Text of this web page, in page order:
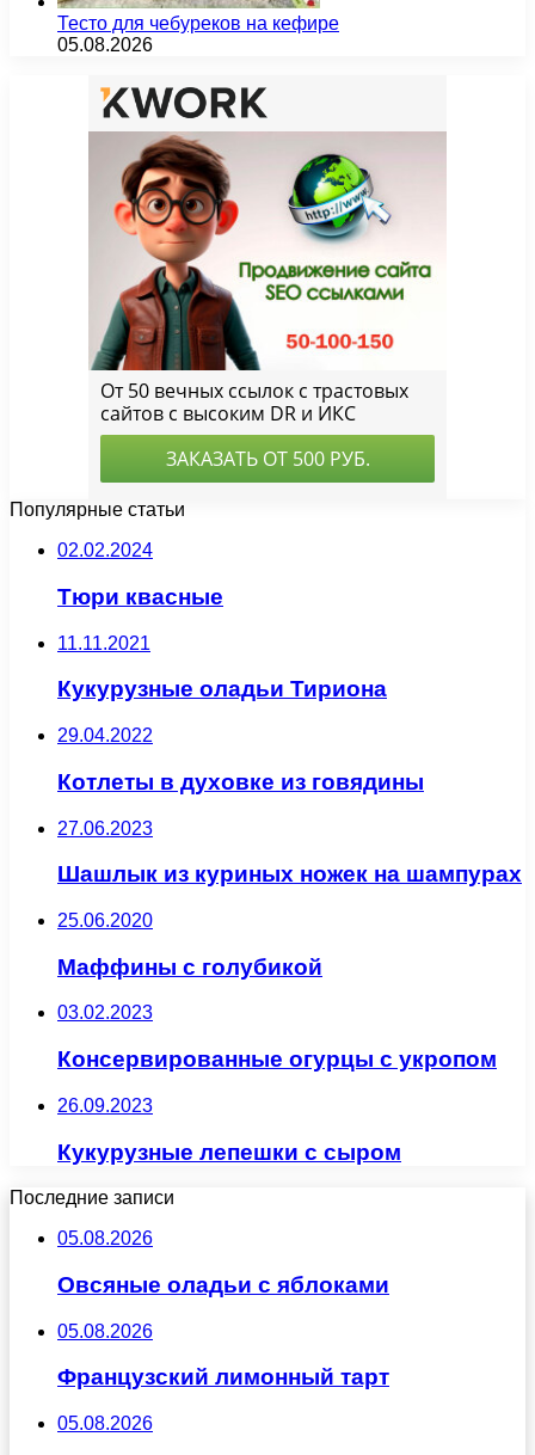
Тесто для чебуреков на кефире
05.08.2026
Популярные статьи
02.02.2024
Тюри квасные
11.11.2021
Кукурузные оладьи Тириона
29.04.2022
Котлеты в духовке из говядины
27.06.2023
Шашлык из куриных ножек на шампурах
25.06.2020
Маффины с голубикой
03.02.2023
Консервированные огурцы с укропом
26.09.2023
Кукурузные лепешки с сыром
Последние записи
05.08.2026
Овсяные оладьи с яблоками
05.08.2026
Французский лимонный тарт
05.08.2026